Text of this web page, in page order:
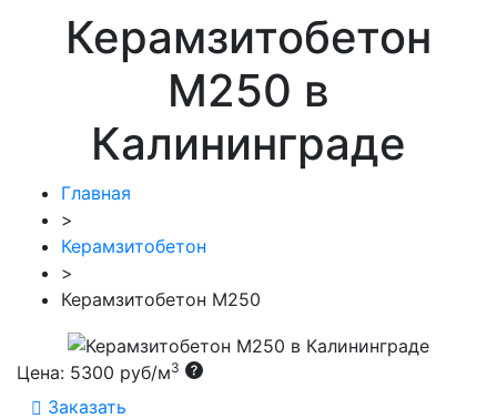
Керамзитобетон
М250 в
Калининграде
Главная
>
Керамзитобетон
>
Керамзитобетон М250
Цена: 5300 руб/м3
Заказать